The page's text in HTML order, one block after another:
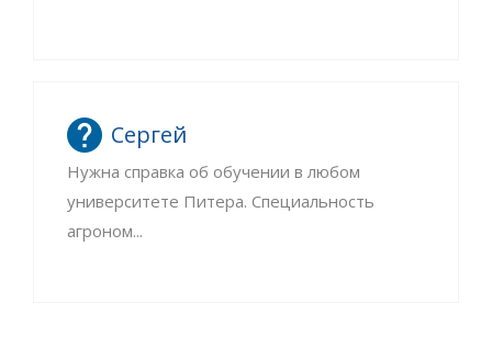
Сергей
Нужна справка об обучении в любом
университете Питера. Специальность
агроном...